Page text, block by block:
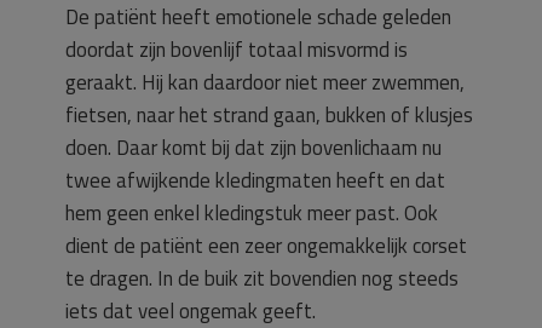
De patiënt heeft emotionele schade geleden
doordat zijn bovenlijf totaal misvormd is
geraakt. Hij kan daardoor niet meer zwemmen,
fietsen, naar het strand gaan, bukken of klusjes
doen. Daar komt bij dat zijn bovenlichaam nu
twee afwijkende kledingmaten heeft en dat
hem geen enkel kledingstuk meer past. Ook
dient de patiënt een zeer ongemakkelijk corset
te dragen. In de buik zit bovendien nog steeds
iets dat veel ongemak geeft.